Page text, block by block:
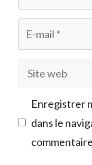
E-
mail
Site
Enregistrer
dans le